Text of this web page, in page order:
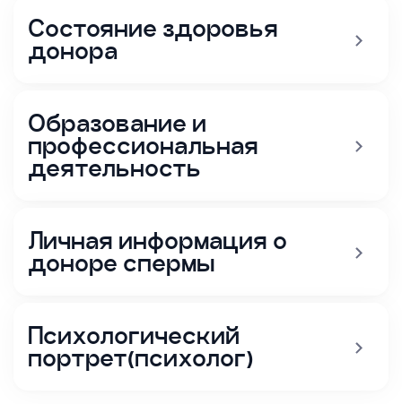
Состояние здоровья
донора
Образование и
профессиональная
деятельность
Личная информация о
доноре спермы
Психологический
портрет(психолог)